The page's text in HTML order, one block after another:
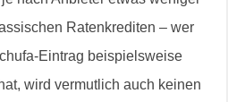
Ratenkrediten – wer
Eintrag beispielsweise
wird vermutlich auch keinen